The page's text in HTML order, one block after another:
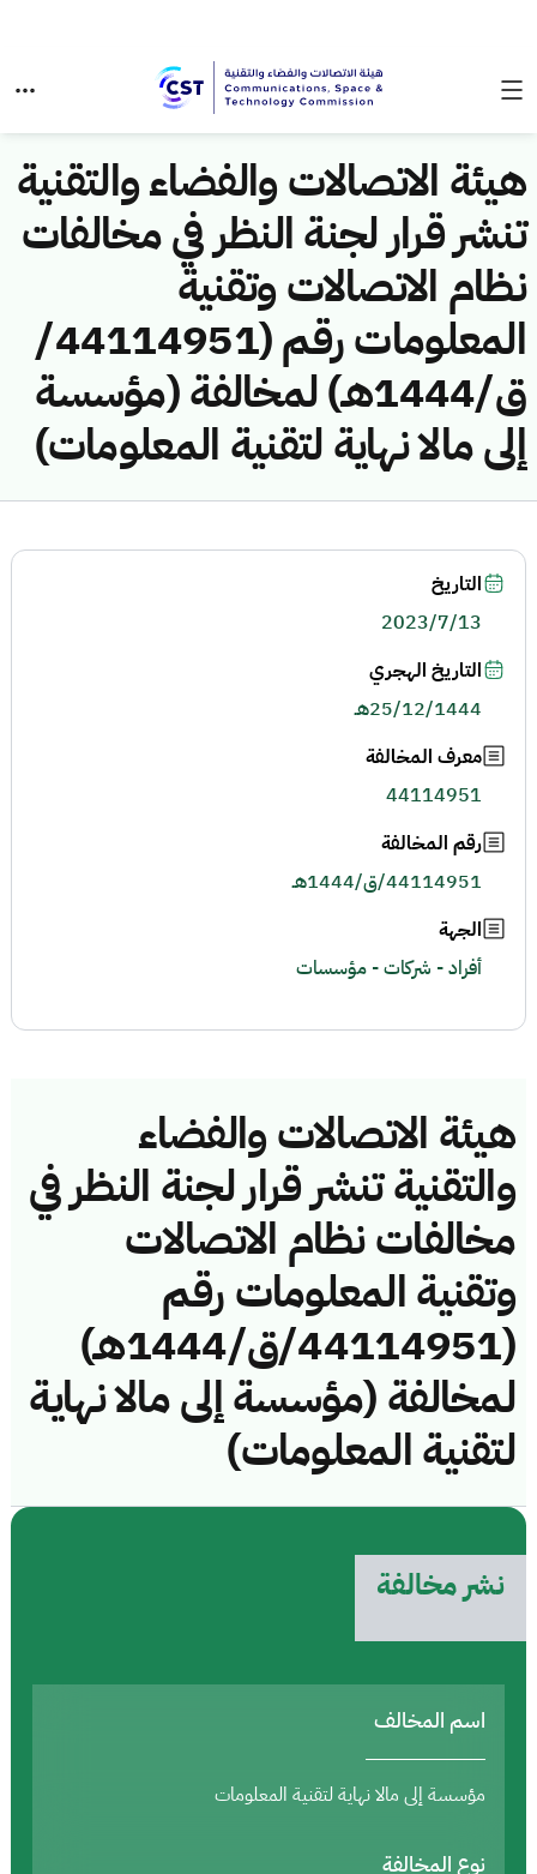
هيئة الاتصالات والفضاء والتقنية
تنشر قرار لجنة النظر في مخالفات
نظام الاتصالات وتقنية
المعلومات رقم (44114951/
ق/1444هـ) لمخالفة (مؤسسة
إلى مالا نهاية لتقنية المعلومات)
هيئة الاتصالات والفضاء
والتقنية تنشر قرار لجنة النظر في
مخالفات نظام الاتصالات
وتقنية المعلومات رقم
(44114951/ق/1444هـ)
لمخالفة (مؤسسة إلى مالا نهاية
لتقنية المعلومات)
نشر مخالفة
اسم المخالف
مؤسسة إلى مالا نهاية لتقنية المعلومات
نوع المخالفة
التاريخ
2023/7/13
التاريخ الهجري
25/12/1444هـ
معرف المخالفة
44114951
رقم المخالفة
44114951/ق/1444هـ
الجهة
أفراد - شركات - مؤسسات